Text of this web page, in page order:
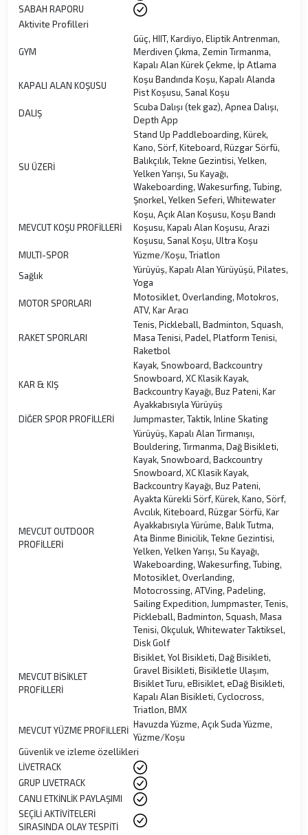
SABAH RAPORU
Aktivite Profilleri
GYM
Güç, HIIT, Kardiyo, Eliptik Antrenman,
Merdiven Çıkma, Zemin Tırmanma,
Kapalı Alan Kürek Çekme, İp Atlama
KAPALI ALAN KOŞUSU
Koşu Bandında Koşu, Kapalı Alanda
Pist Koşusu, Sanal Koşu
DALIŞ
Scuba Dalışı (tek gaz), Apnea Dalışı,
Depth App
SU ÜZERİ
Stand Up Paddleboarding, Kürek,
Kano, Sörf, Kiteboard, Rüzgar Sörfü,
Balıkçılık, Tekne Gezintisi, Yelken,
Yelken Yarışı, Su Kayağı,
Wakeboarding, Wakesurfing, Tubing,
Şnorkel, Yelken Seferi, Whitewater
MEVCUT KOŞU PROFİLLERİ
Koşu, Açık Alan Koşusu, Koşu Bandı
Koşusu, Kapalı Alan Koşusu, Arazi
Koşusu, Sanal Koşu, Ultra Koşu
MULTI-SPOR
Yüzme/Koşu, Triatlon
Sağlık
Yürüyüş, Kapalı Alan Yürüyüşü, Pilates,
Yoga
MOTOR SPORLARI
Motosiklet, Overlanding, Motokros,
ATV, Kar Aracı
RAKET SPORLARI
Tenis, Pickleball, Badminton, Squash,
Masa Tenisi, Padel, Platform Tenisi,
Raketbol
KAR & KIŞ
Kayak, Snowboard, Backcountry
Snowboard, XC Klasik Kayak,
Backcountry Kayağı, Buz Pateni, Kar
Ayakkabısıyla Yürüyüş
DİĞER SPOR PROFİLLERİ
Jumpmaster, Taktik, Inline Skating
MEVCUT OUTDOOR
PROFİLLERİ
Yürüyüş, Kapalı Alan Tırmanışı,
Bouldering, Tırmanma, Dağ Bisikleti,
Kayak, Snowboard, Backcountry
Snowboard, XC Klasik Kayak,
Backcountry Kayağı, Buz Pateni,
Ayakta Kürekli Sörf, Kürek, Kano, Sörf,
Avcılık, Kiteboard, Rüzgar Sörfü, Kar
Ayakkabısıyla Yürüme, Balık Tutma,
Ata Binme Binicilik, Tekne Gezintisi,
Yelken, Yelken Yarışı, Su Kayağı,
Wakeboarding, Wakesurfing, Tubing,
Motosiklet, Overlanding,
Motocrossing, ATVing, Padeling,
Sailing Expedition, Jumpmaster, Tenis,
Pickleball, Badminton, Squash, Masa
Tenisi, Okçuluk, Whitewater Taktiksel,
Disk Golf
MEVCUT BİSİKLET
PROFİLLERİ
Bisiklet, Yol Bisikleti, Dağ Bisikleti,
Gravel Bisikleti, Bisikletle Ulaşım,
Bisiklet Turu, eBisiklet, eDağ Bisikleti,
Kapalı Alan Bisikleti, Cyclocross,
Triatlon, BMX
MEVCUT YÜZME PROFİLLERİ
Havuzda Yüzme, Açık Suda Yüzme,
Yüzme/Koşu
Güvenlik ve izleme özellikleri
LİVETRACK
GRUP LIVETRACK
CANLI ETKİNLİK PAYLAŞIMI
SEÇİLİ AKTİVİTELERİ
SIRASINDA OLAY TESPİTİ